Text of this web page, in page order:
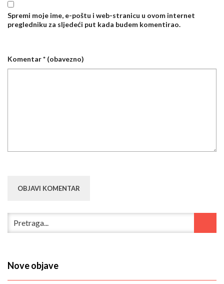
Spremi moje ime, e-poštu i web-stranicu u ovom internet
pregledniku za sljedeći put kada budem komentirao.
Komentar* (obavezno)
Nove objave